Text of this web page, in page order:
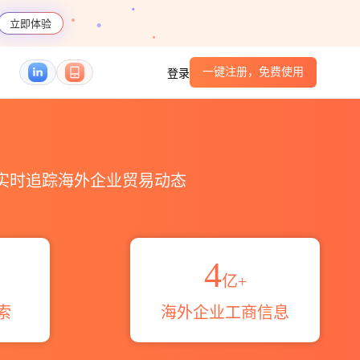
立即体验
登录 一键注册，免费使用
时追踪海外企业贸易动态
4亿+
海外企业工商信息